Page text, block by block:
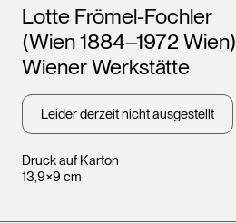
Druck auf Karton
13,9×9 cm
Künstler*innen
Lotte Frömel-Fochler
(Wien 1884–1972 Wien)
Wiener Werkstätte
Leider derzeit nicht ausgestellt